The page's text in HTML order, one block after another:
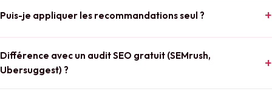
Puis-je appliquer les recommandations seul ?
Différence avec un audit SEO gratuit (SEMrush,
Ubersuggest) ?